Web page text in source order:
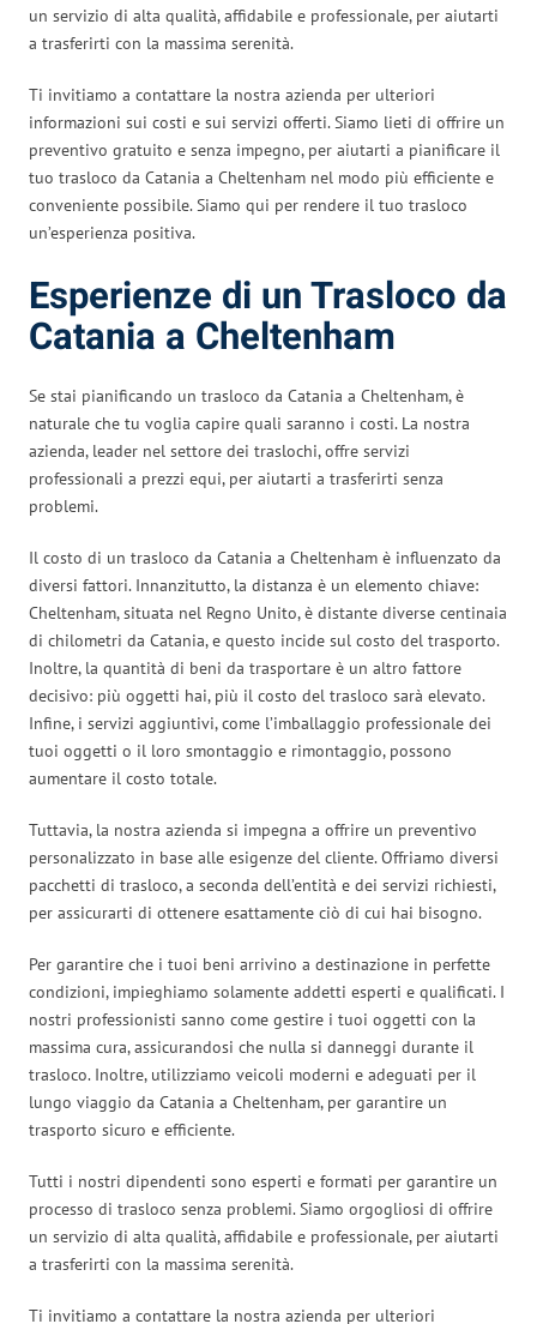
un servizio di alta qualità, affidabile e professionale, per aiutarti
a trasferirti con la massima serenità.
Ti invitiamo a contattare la nostra azienda per ulteriori
informazioni sui costi e sui servizi offerti. Siamo lieti di offrire un
preventivo gratuito e senza impegno, per aiutarti a pianificare il
tuo trasloco da Catania a Cheltenham nel modo più efficiente e
conveniente possibile. Siamo qui per rendere il tuo trasloco
un’esperienza positiva.
Esperienze di un Trasloco da
Catania a Cheltenham
Se stai pianificando un trasloco da Catania a Cheltenham, è
naturale che tu voglia capire quali saranno i costi. La nostra
azienda, leader nel settore dei traslochi, offre servizi
professionali a prezzi equi, per aiutarti a trasferirti senza
problemi.
Il costo di un trasloco da Catania a Cheltenham è influenzato da
diversi fattori. Innanzitutto, la distanza è un elemento chiave:
Cheltenham, situata nel Regno Unito, è distante diverse centinaia
di chilometri da Catania, e questo incide sul costo del trasporto.
Inoltre, la quantità di beni da trasportare è un altro fattore
decisivo: più oggetti hai, più il costo del trasloco sarà elevato.
Infine, i servizi aggiuntivi, come l’imballaggio professionale dei
tuoi oggetti o il loro smontaggio e rimontaggio, possono
aumentare il costo totale.
Tuttavia, la nostra azienda si impegna a offrire un preventivo
personalizzato in base alle esigenze del cliente. Offriamo diversi
pacchetti di trasloco, a seconda dell’entità e dei servizi richiesti,
per assicurarti di ottenere esattamente ciò di cui hai bisogno.
Per garantire che i tuoi beni arrivino a destinazione in perfette
condizioni, impieghiamo solamente addetti esperti e qualificati. I
nostri professionisti sanno come gestire i tuoi oggetti con la
massima cura, assicurandosi che nulla si danneggi durante il
trasloco. Inoltre, utilizziamo veicoli moderni e adeguati per il
lungo viaggio da Catania a Cheltenham, per garantire un
trasporto sicuro e efficiente.
Tutti i nostri dipendenti sono esperti e formati per garantire un
processo di trasloco senza problemi. Siamo orgogliosi di offrire
un servizio di alta qualità, affidabile e professionale, per aiutarti
a trasferirti con la massima serenità.
Ti invitiamo a contattare la nostra azienda per ulteriori